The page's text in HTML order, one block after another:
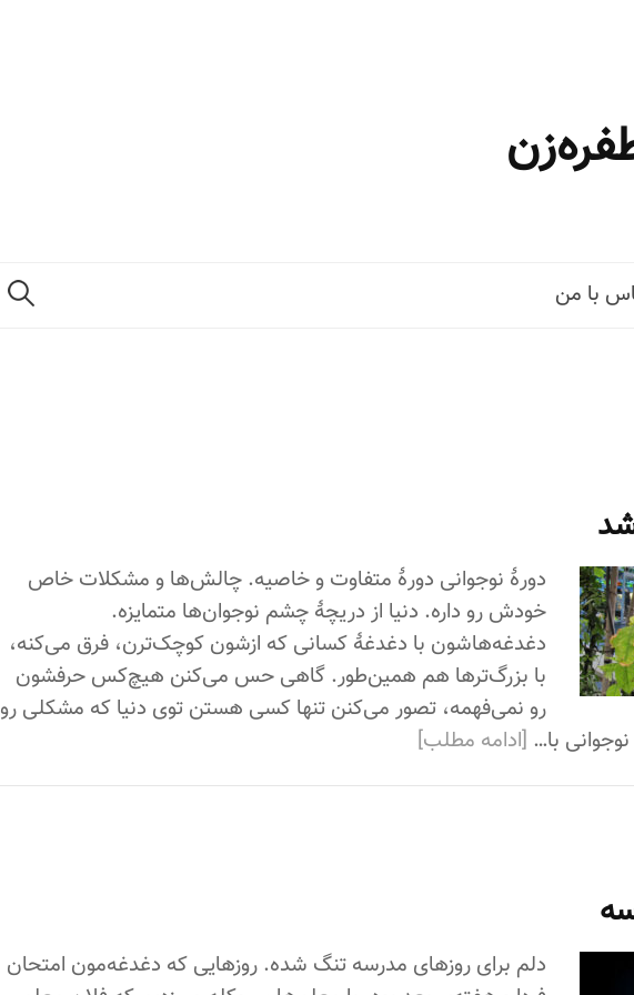
با من
دورۀ نوجوانی دورۀ متفاوت و خاصیه. چالش‌ها و مشکلات خاص
خودش رو داره. دنیا از دریچۀ چشم نوجوان‌ها متمایزه.
دغدغه‌هاشون با دغدغۀ کسانی که ازشون کوچک‌ترن، فرق می‌کنه،
با بزرگ‌ترها هم همین‌طور. گاهی حس می‌کنن هیچ‌کس حرفشون
رو نمی‌فهمه، تصور می‌کنن تنها کسی هستن توی دنیا که مشکلی رو
نوجوانی با… [ادامه مطلب]
دلم برای روزهای مدرسه تنگ شده. روزهایی که دغدغه‌مون امتحان